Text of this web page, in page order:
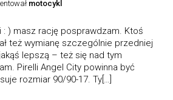
motocykl
: ) masz rację posprawdzam. Ktoś
też wymianę szczególnie przedniej
lepszą – też się nad tym
Pirelli Angel City powinna być
rozmiar 90/90-17. Ty[…]